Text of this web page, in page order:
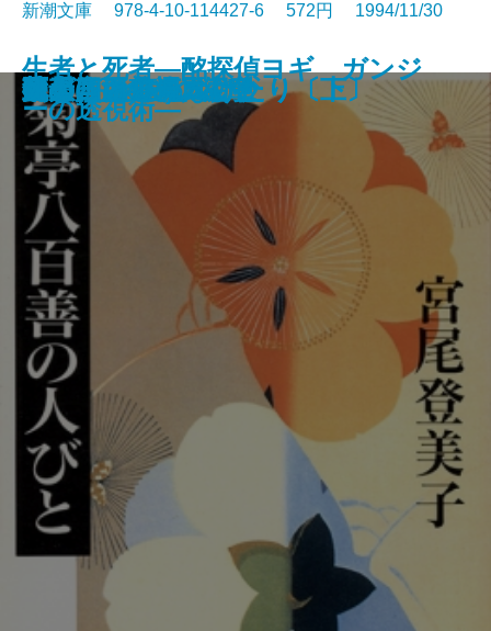
ポラーノの広場
カンガルー・ノート
豪華特急トワイライト殺人事件
ロートレック荘事件
道頓堀川
旧約聖書を知っていますか
銀座のカラス〔上〕
銀座のカラス〔下〕
返事はいらない
手毬
新潮文庫 978-4-10-114427-6 572円 1994/11/30
菊亭八百善の人びと
螢川・泥の河
ラビット病
泣き言はいわない
生者と死者―酩探偵ヨギ ガンジ
ーの透視術―
鏡の国のアリス
武士(おとこ)の紋章
凶刃 用心棒日月抄
死ぬことと見つけたり〔上〕
死ぬことと見つけたり〔下〕